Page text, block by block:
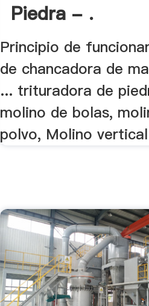
Piedra - .
Principio de
de chancadora de
... trituradora de
molino de bolas,
polvo, Molino